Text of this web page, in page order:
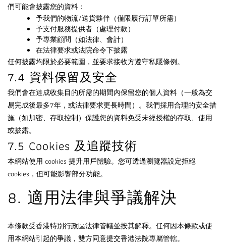
們可能會披露您的資料：
予我們的物流/送貨夥伴（僅限履行訂單所需）
予支付服務提供者（處理付款）
予專業顧問（如法律、會計）
在法律要求或法院命令下披露
任何披露均限於必要範圍，並要求接收方遵守私隱條例。
7.4 資料保留及安全
我們會在達成收集目的所需的期間內保留您的個人資料（一般為交
易完成後最多7年，或法律要求更長時間）。我們採用合理的安全措
施（如加密、存取控制）保護您的資料免受未經授權的存取、使用
或披露。
7.5 Cookies 及追蹤技術
本網站使用 cookies 提升用戶體驗。您可透過瀏覽器設定拒絕
cookies，但可能影響部分功能。
8. 適用法律與爭議解決
本條款受香港特別行政區法律管轄並按其解釋。任何因本條款或使
用本網站引起的爭議，雙方同意提交香港法院專屬管轄。